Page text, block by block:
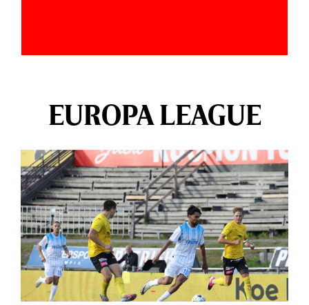
EUROPA LEAGUE